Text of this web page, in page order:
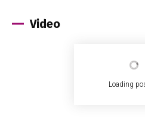
Loading
Video